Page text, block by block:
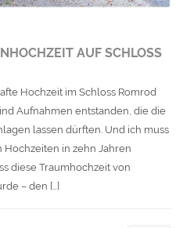
AUF SCHLOSS
Hochzeit im Schloss Romrod
Aufnahmen entstanden, die die
lassen dürften. Und ich muss
in zehn Jahren
diese Traumhochzeit von
– den […]